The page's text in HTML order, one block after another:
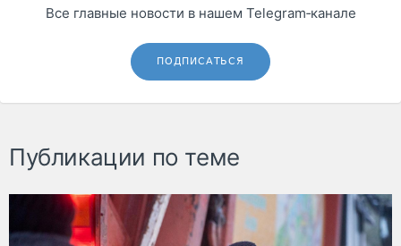
Все главные новости в нашем Telegram‑канале
ПОДПИСАТЬСЯ
Публикации по теме